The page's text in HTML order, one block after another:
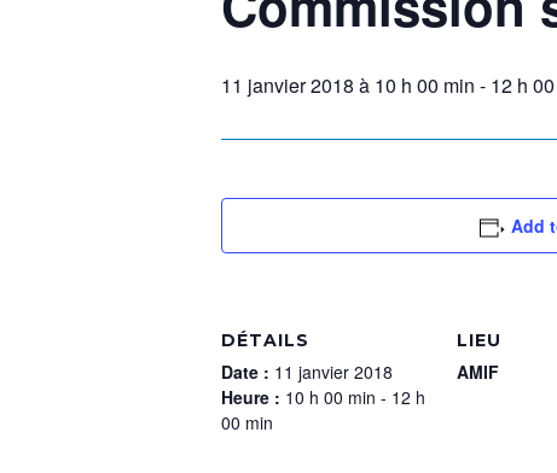
11 janvier 2018 à 10 h 00 min - 12 h
Add
DÉTAILS
Date : 11 janvier 2018
Heure : 10 h 00 min - 12 h
00 min
LIEU
AMIF